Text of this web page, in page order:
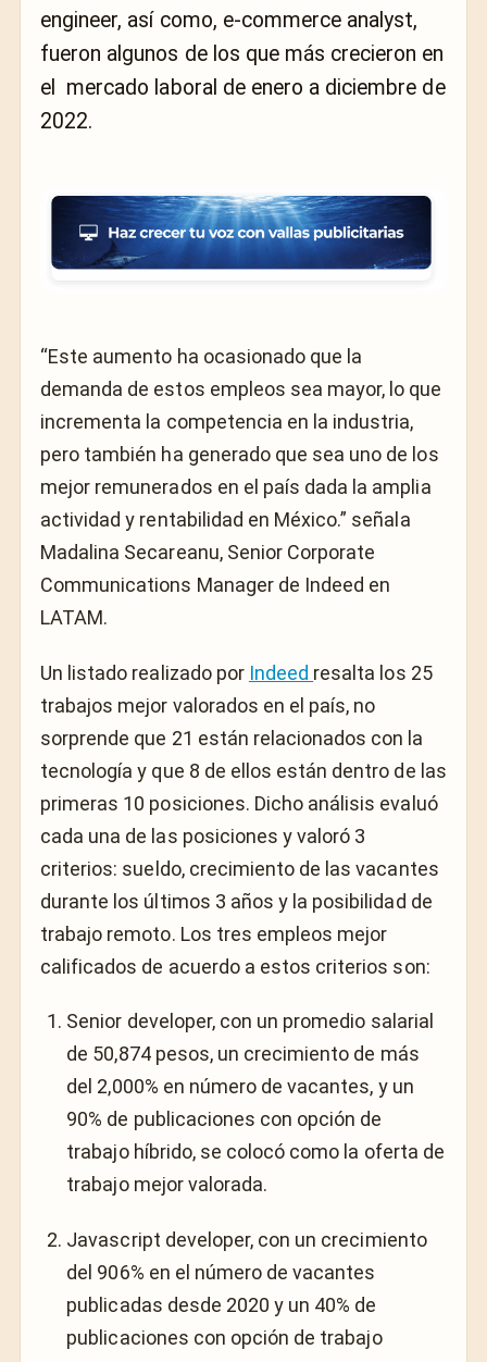
engineer, así como, e-commerce analyst,
fueron algunos de los que más crecieron en
el mercado laboral de enero a diciembre de
2022.
“Este aumento ha ocasionado que la
demanda de estos empleos sea mayor, lo que
incrementa la competencia en la industria,
pero también ha generado que sea uno de los
mejor remunerados en el país dada la amplia
actividad y rentabilidad en México.” señala
Madalina Secareanu, Senior Corporate
Communications Manager de Indeed en
LATAM.
Un listado realizado por Indeed resalta los 25
trabajos mejor valorados en el país, no
sorprende que 21 están relacionados con la
tecnología y que 8 de ellos están dentro de las
primeras 10 posiciones. Dicho análisis evaluó
cada una de las posiciones y valoró 3
criterios: sueldo, crecimiento de las vacantes
durante los últimos 3 años y la posibilidad de
trabajo remoto. Los tres empleos mejor
calificados de acuerdo a estos criterios son:
Senior developer, con un promedio salarial
de 50,874 pesos, un crecimiento de más
del 2,000% en número de vacantes, y un
90% de publicaciones con opción de
trabajo híbrido, se colocó como la oferta de
trabajo mejor valorada.
Javascript developer, con un crecimiento
del 906% en el número de vacantes
publicadas desde 2020 y un 40% de
publicaciones con opción de trabajo